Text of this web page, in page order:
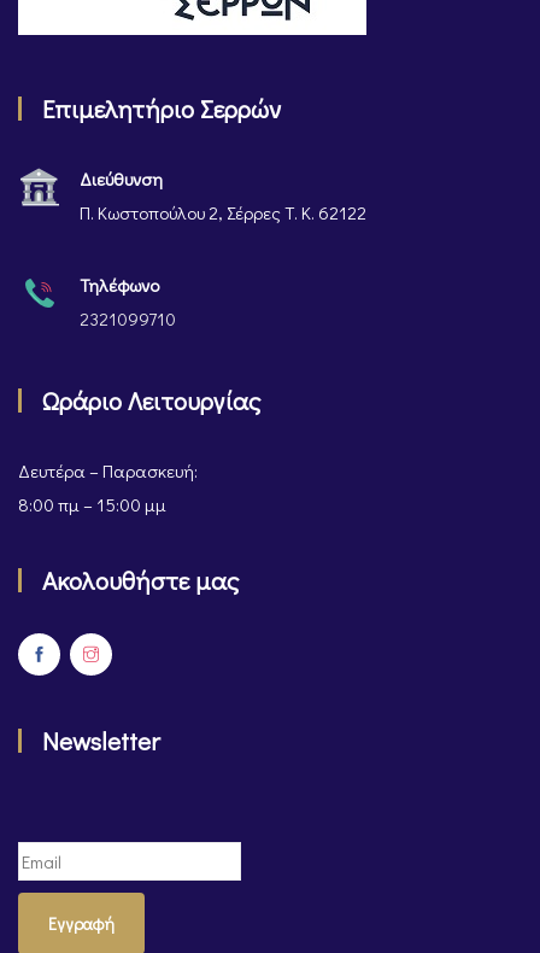
Επιμελητήριο Σερρών
Διεύθυνση
Π. Κωστοπούλου 2, Σέρρες Τ. Κ. 62122
Τηλέφωνο
2321099710
Ωράριο Λειτουργίας
Δευτέρα – Παρασκευή:
8:00 πμ – 15:00 μμ
Ακολουθήστε μας
Newsletter
Εγγραφή